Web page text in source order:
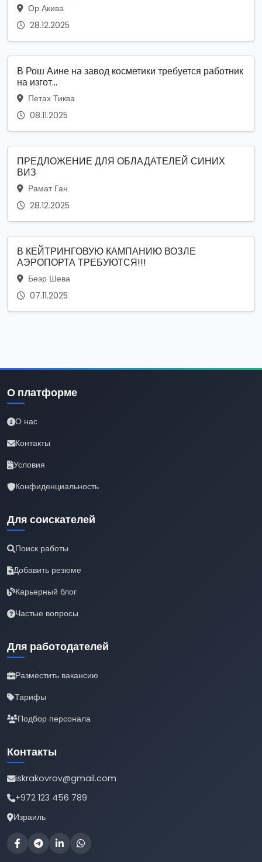
Ор Акива
28.12.2025
В Рош Аине на завод косметики требуется работник
на изгот...
Петах Тиква
08.11.2025
ПРЕДЛОЖЕНИЕ ДЛЯ ОБЛАДАТЕЛЕЙ СИНИХ
ВИЗ
Рамат Ган
28.12.2025
В КЕЙТРИНГОВУЮ КАМПАНИЮ ВОЗЛЕ
АЭРОПОРТА ТРЕБУЮТСЯ!!!
Беэр Шева
07.11.2025
О платформе
О нас
Контакты
Условия
Конфиденциальность
Для соискателей
Поиск работы
Добавить резюме
Карьерный блог
Частые вопросы
Для работодателей
Разместить вакансию
Тарифы
Подбор персонала
Контакты
iskrakovrov@gmail.com
+972 123 456 789
Израиль